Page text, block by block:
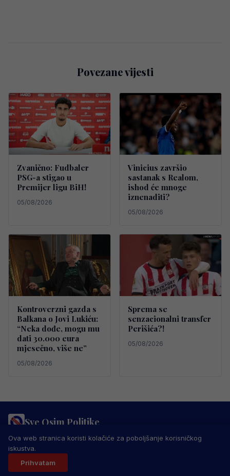
Povezane vijesti
Zvanično: Fudbaler
PSG-a stigao u
Premijer ligu BiH!
05/08/2026
Vinicius završio
sastanak s Realom,
ishod će mnoge
iznenaditi?
05/08/2026
Kontroverzni gazda s
Balkana o Jovi Lukiću:
“Neka dođe, mogu mu
dati 30.000 eura
mjesečno, više ne”
05/08/2026
Sprema se
senzacionalni transfer
Perišića?!
05/08/2026
Sve Osim Politike
PRAVILA PRIVATNOSTI MARKETING
USLOVI KORIŠTENJA
IMPRESSUM
© 2026 Sve Osim Politike. Sva prava zadržana.
Ova web stranica koristi kolačiće za poboljšanje korisničkog
iskustva.
Prihvatam